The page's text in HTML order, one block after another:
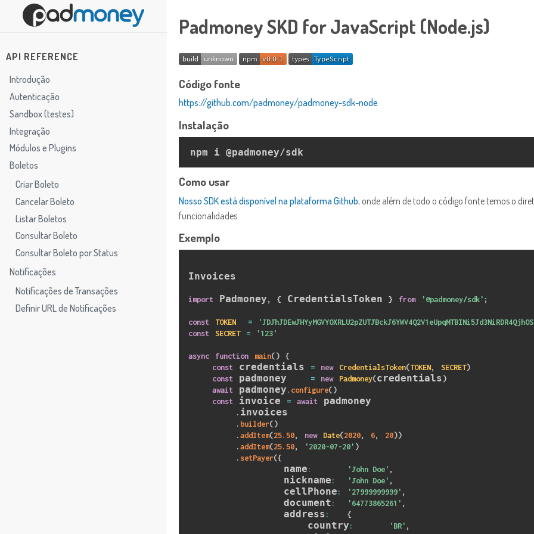
API REFERENCE
Introdução
Autenticação
Sandbox (testes)
Integração
Módulos e Plugins
Boletos
Criar Boleto
Cancelar Boleto
Listar Boletos
Consultar Boleto
Consultar Boleto por Status
Notificações
Notificações de Transações
Definir URL de Notificações
Padmoney SKD for JavaScript (Node.js)
Código fonte
https://github.com/padmoney/padmoney-sdk-node
Instalação
Como usar
Nosso SDK está disponível na plataforma Github, onde além de todo o código fonte temos o
funcionalidades.
Exemplo
Invoices
import Padmoney , { CredentialsToken } from '@padmoney/sdk' ;
const TOKEN =
const
SECRET = '123'
async function main( )
{
const
credentials = new CredentialsToken(TOKEN, SECRET)
const
padmoney = new Padmoney(credentials )
await
padmoney . configure( )
const
invoice = await padmoney
. invoices
. builder( )
. addItem(25.50, new Date(2020, 6, 20))
. addItem(25.50, '2020-07-20' )
. setPayer({
                name
: 'John Doe' ,
                nickname
: 'John Doe' ,
                cellPhone
: '27999999999' ,
                document
: '64773865261' ,
                address
: {
                    country
: 'BR' ,